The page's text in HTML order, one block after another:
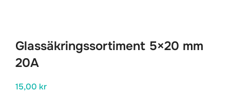
Glassäkringssortiment 5×20 mm
20A
15,00 kr